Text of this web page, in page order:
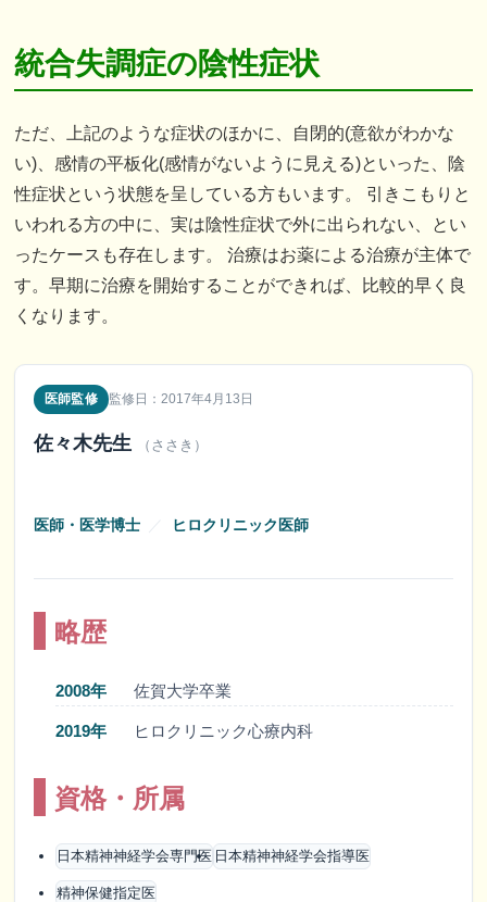
統合失調症の陰性症状
ただ、上記のような症状のほかに、自閉的(意欲がわかな
い)、感情の平板化(感情がないように見える)といった、陰
性症状という状態を呈している方もいます。 引きこもりと
いわれる方の中に、実は陰性症状で外に出られない、とい
ったケースも存在します。 治療はお薬による治療が主体で
す。早期に治療を開始することができれば、比較的早く良
くなります。
医師監修 監修日：2017年4月13日
佐々木先生 （ささき）
医師・医学博士 ／ ヒロクリニック医師
略歴
2008年 佐賀大学卒業
2019年 ヒロクリニック心療内科
資格・所属
日本精神神経学会専門医 日本精神神経学会指導医
精神保健指定医